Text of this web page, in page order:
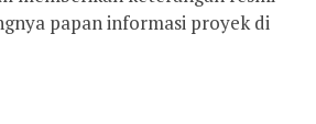
papan informasi proyek di